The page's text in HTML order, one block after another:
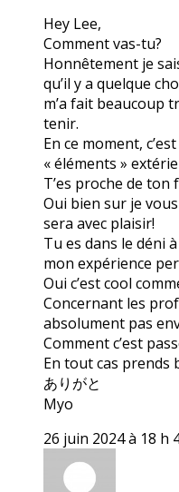
Hey Lee,
Comment vas-tu?
Honnêtement je
qu’il y a quelque
m’a fait beaucoup
tenir.
En ce moment,
« éléments »
T’es proche de ton
Oui bien sur je
sera avec plaisir!
Tu es dans le déni
mon expérience
Oui c’est cool
Concernant les
absolument pas
Comment c’est
En tout cas prends
ありがと
Myo
26 juin 2024 à 18 h